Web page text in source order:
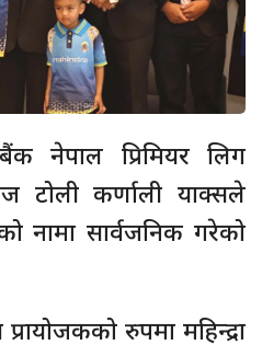
नेपाल प्रिमियर लिग
टोली कर्णाली याक्सले
नामा सार्वजनिक गरेको
रुपमा महिन्द्रा